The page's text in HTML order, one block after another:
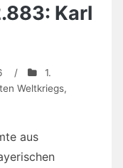
Karl
/
1.
Weltkriegs,
aus